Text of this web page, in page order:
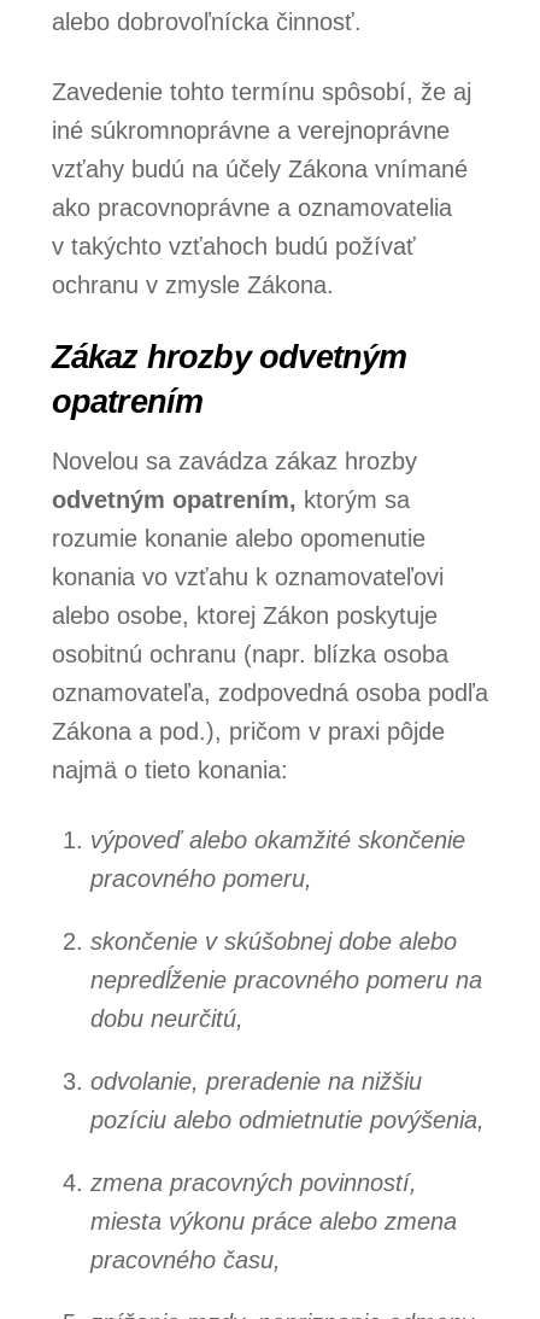
alebo dobrovoľnícka činnosť.
Zavedenie tohto termínu spôsobí, že aj
iné súkromnoprávne a verejnoprávne
vzťahy budú na účely Zákona vnímané
ako pracovnoprávne a oznamovatelia
v takýchto vzťahoch budú požívať
ochranu v zmysle Zákona.
Zákaz hrozby odvetným
opatrením
Novelou sa zavádza zákaz hrozby
odvetným opatrením, ktorým sa
rozumie konanie alebo opomenutie
konania vo vzťahu k oznamovateľovi
alebo osobe, ktorej Zákon poskytuje
osobitnú ochranu (napr. blízka osoba
oznamovateľa, zodpovedná osoba podľa
Zákona a pod.), pričom v praxi pôjde
najmä o tieto konania:
výpoveď alebo okamžité skončenie
pracovného pomeru,
skončenie v skúšobnej dobe alebo
nepredĺženie pracovného pomeru na
dobu neurčitú,
odvolanie, preradenie na nižšiu
pozíciu alebo odmietnutie povýšenia,
zmena pracovných povinností,
miesta výkonu práce alebo zmena
pracovného času,